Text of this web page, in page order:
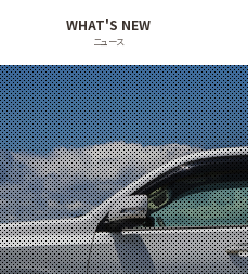
WHAT'S NEW
ニュース